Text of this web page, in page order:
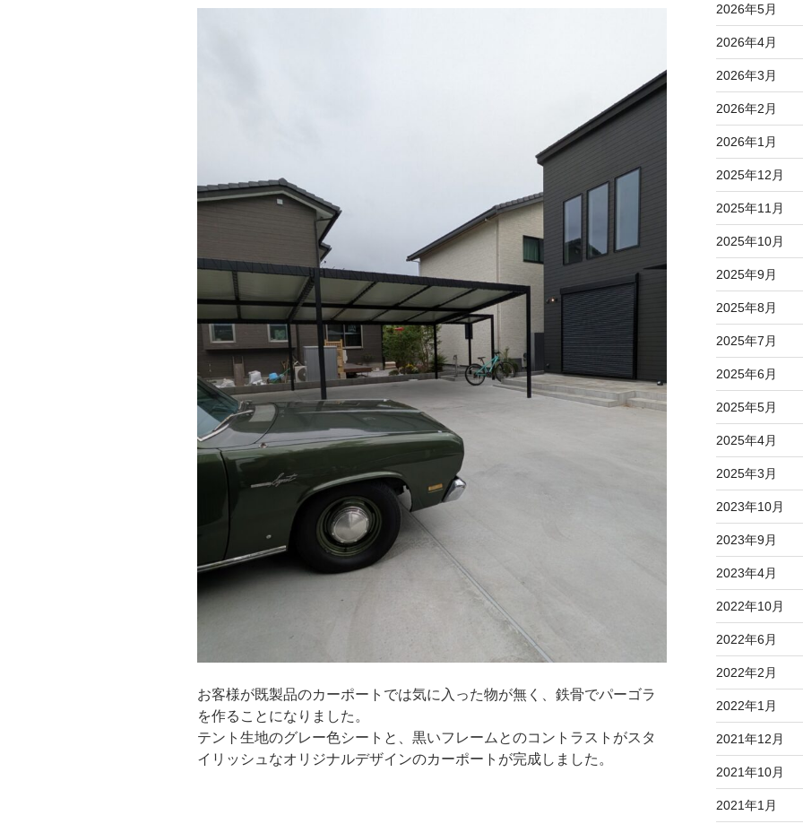
お客様が既製品のカーポートでは気に入った物が無く、鉄骨でパーゴラ
を作ることになりました。
テント生地のグレー色シートと、黒いフレームとのコントラストがスタ
イリッシュなオリジナルデザインのカーポートが完成しました。
2026年5月
2026年4月
2026年3月
2026年2月
2026年1月
2025年12月
2025年11月
2025年10月
2025年9月
2025年8月
2025年7月
2025年6月
2025年5月
2025年4月
2025年3月
2023年10月
2023年9月
2023年4月
2022年10月
2022年6月
2022年2月
2022年1月
2021年12月
2021年10月
2021年1月